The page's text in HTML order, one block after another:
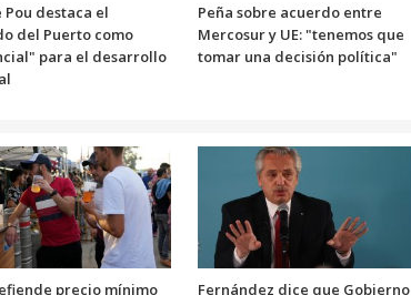
Pou destaca el
del Puerto como
para el desarrollo
Peña sobre acuerdo entre
Mercosur y UE: "tenemos que
tomar una decisión política"
precio mínimo Fernández dice que Gobierno